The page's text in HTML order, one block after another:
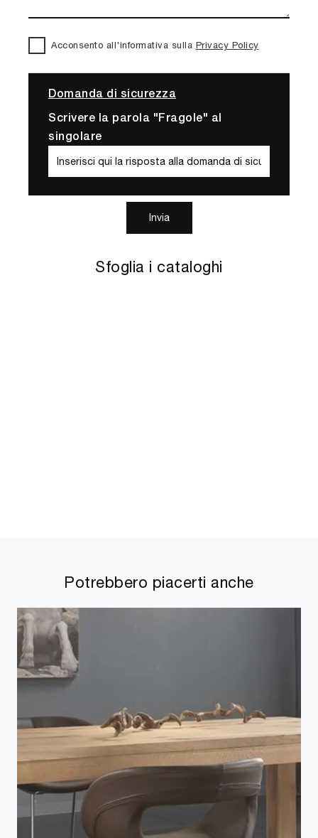
Sfoglia i cataloghi
Acconsento all'informativa sulla Privacy Policy
Domanda di sicurezza
Scrivere la parola "Fragole" al
singolare
Invia
Potrebbero piacerti anche